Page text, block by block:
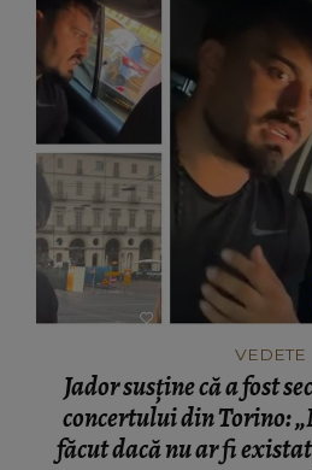
VEDETE
Jador susține că a fost
concertului din Torino:
făcut dacă nu ar fi